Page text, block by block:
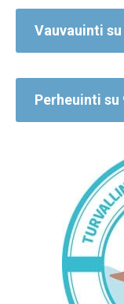
Vauvauinti
Perheuinti su